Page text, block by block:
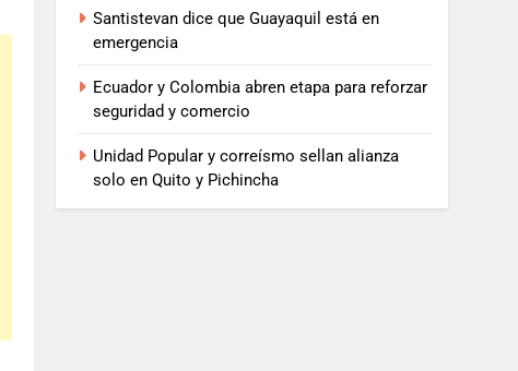
Santistevan dice que Guayaquil está en
emergencia
Ecuador y Colombia abren etapa para reforzar
seguridad y comercio
Unidad Popular y correísmo sellan alianza
solo en Quito y Pichincha